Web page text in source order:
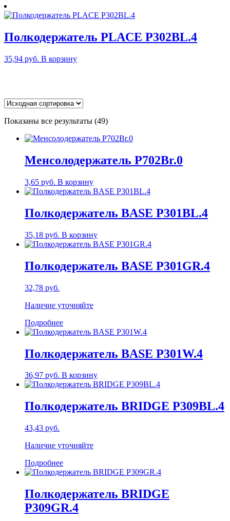
Полкодержатель PLACE P302BL.4
35,94 руб. В корзину
Показаны все результаты (49)
Менсолодержатель P702Br.0
3,65 руб. В корзину
Полкодержатель BASE P301BL.4
35,18 руб. В корзину
Полкодержатель BASE P301GR.4
32,78 руб.
Наличие уточняйте
Подробнее
Полкодержатель BASE P301W.4
36,97 руб. В корзину
Полкодержатель BRIDGE P309BL.4
43,43 руб.
Наличие уточняйте
Подробнее
Полкодержатель BRIDGE
P309GR.4